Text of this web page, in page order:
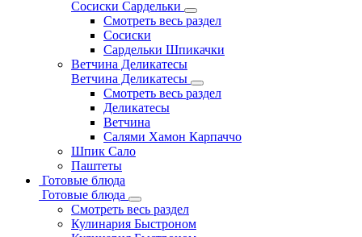
Сосиски Сардельки
Смотреть весь раздел
Сосиски
Сардельки Шпикачки
Ветчина Деликатесы
Ветчина Деликатесы
Смотреть весь раздел
Деликатесы
Ветчина
Салями Хамон Карпаччо
Шпик Сало
Паштеты
Готовые блюда
Готовые блюда
Смотреть весь раздел
Кулинария Быстроном